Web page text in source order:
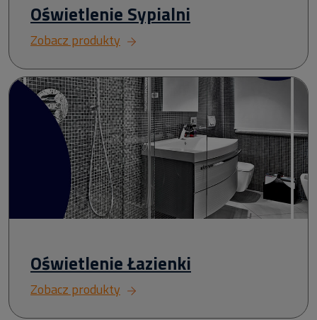
Oświetlenie Sypialni
Zobacz produkty
Oświetlenie Łazienki
Zobacz produkty